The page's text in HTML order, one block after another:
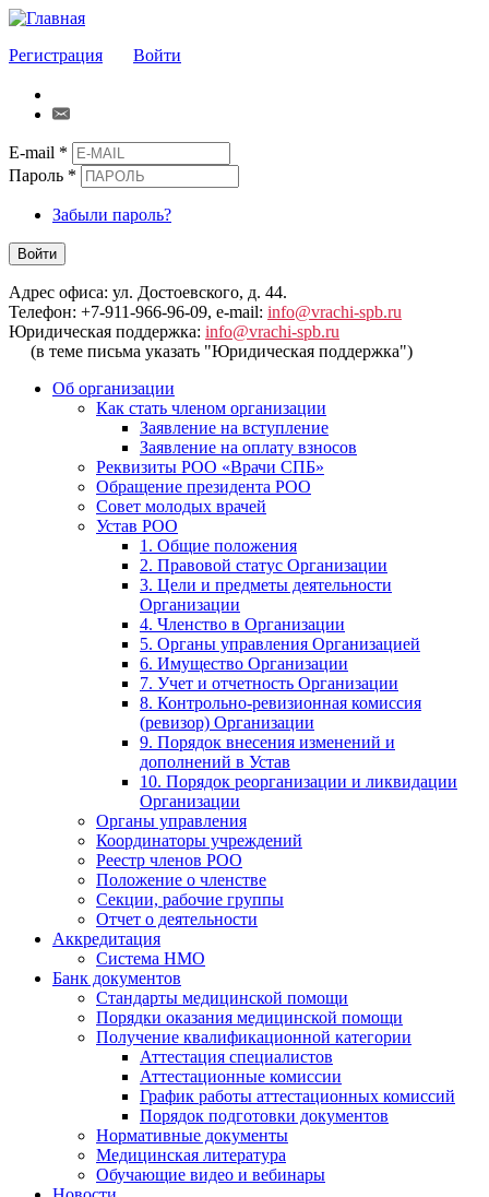
Регистрация Войти
E-mail *
Пароль *
Забыли пароль?
Войти
Адрес офиса: ул. Достоевского, д. 44.
Телефон: +7-911-966-96-09, e-mail: info@vrachi-spb.ru
Юридическая поддержка: info@vrachi-spb.ru
(в теме письма указать "Юридическая поддержка")
Об организации
Как стать членом организации
Заявление на вступление
Заявление на оплату взносов
Реквизиты РОО «Врачи СПБ»
Обращение президента РОО
Совет молодых врачей
Устав РОО
1. Общие положения
2. Правовой статус Организации
3. Цели и предметы деятельности
Организации
4. Членство в Организации
5. Органы управления Организацией
6. Имущество Организации
7. Учет и отчетность Организации
8. Контрольно-ревизионная комиссия
(ревизор) Организации
9. Порядок внесения изменений и
дополнений в Устав
10. Порядок реорганизации и ликвидации
Организации
Органы управления
Координаторы учреждений
Реестр членов РОО
Положение о членстве
Секции, рабочие группы
Отчет о деятельности
Аккредитация
Система НМО
Банк документов
Стандарты медицинской помощи
Порядки оказания медицинской помощи
Получение квалификационной категории
Аттестация специалистов
Аттестационные комиссии
График работы аттестационных комиссий
Порядок подготовки документов
Нормативные документы
Медицинская литература
Обучающие видео и вебинары